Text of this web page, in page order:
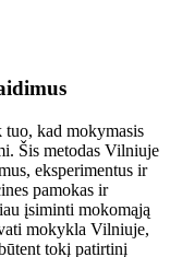
tuo, kad mokymasis
Šis metodas Vilniuje
eksperimentus ir
pamokas ir
įsiminti mokomąją
mokykla Vilniuje,
tokį patirtinį